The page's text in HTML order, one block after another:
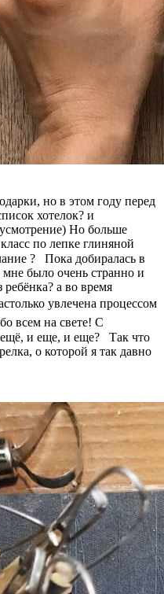
но в этом году перед
хотелок? и
Но больше
по лепке глиняной
?⠀Пока добиралась в
было очень странно и
а во время
увлечена процессом
всем на свете! С
и еще, и еще?⠀Так что
о которой я так давно